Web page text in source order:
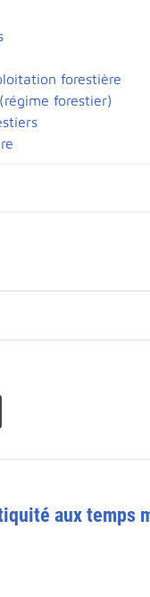
forestière
forestier)
aux